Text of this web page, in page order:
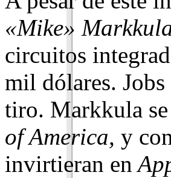
«Mike»
circuitos
mil dólares.
tiro. Markkula
of America, y
invirtieran en